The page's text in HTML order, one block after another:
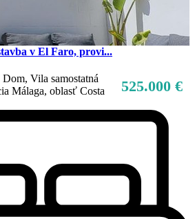
v El Faro, provi...
525.000 €
Vila samostatná
Málaga, oblasť Costa